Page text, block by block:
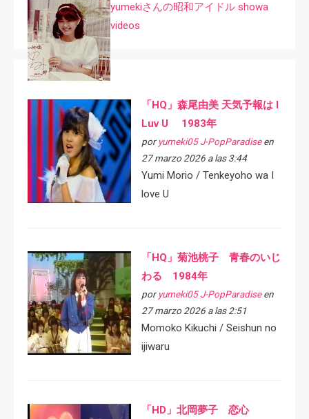
yumekiさんの昭和アイドル showa
videos
「HQ」森尾由美 天気予報は I
Luv U 1983年
por yumeki05 J-PopParadiseen
27 marzo 2026 a las 3:44
Yumi Morio / Tenkeyoho wa I
love U
「HQ」菊池桃子 青春のいじ
わる 1984年
por yumeki05 J-PopParadiseen
27 marzo 2026 a las 2:51
Momoko Kikuchi / Seishun no
ijiwaru
「HD」北岡夢子 恋心